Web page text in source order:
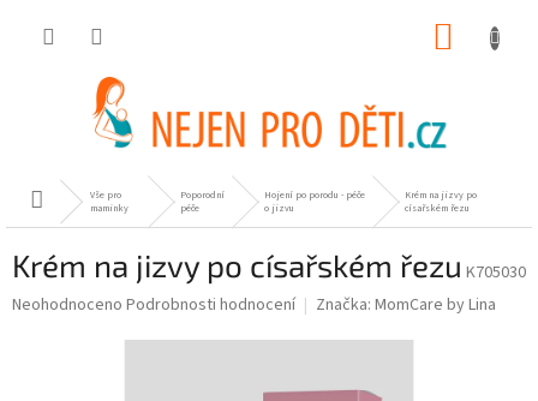
Domů
Vše pro
maminky
Poporodní
péče
Hojení po porodu - péče
o jizvu
Krém na jizvy po
císařském řezu
Krém na jizvy po císařském řezu K705030
Průměrné
Neohodnoceno Podrobnosti hodnocení Značka: MomCare by Lina